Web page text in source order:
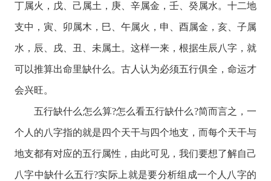
丁属火，戊、己属土，庚、辛属金，壬、癸属水。十二地
支中，寅、卯属木，巳、午属火，申、酉属金，亥、子属
水，辰、戌、丑、未属土。这样一来，根据生辰八字，就
可以推算出命里缺什么。古人认为必须五行俱全，命运才
会兴旺。
五行缺什么怎么算?怎么看五行缺什么?简而言之，一
个人的八字指的就是四个天干与四个地支，而每个天干与
地支都有对应的五行属性，由此可见，我们要想了解自己
八字中缺什么五行?实际上就是要分析组成一个人八字的